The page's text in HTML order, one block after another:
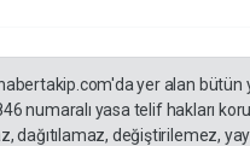
yer alan bütün
numaralı yasa telif hakları
dağıtılamaz, değiştirilemez,